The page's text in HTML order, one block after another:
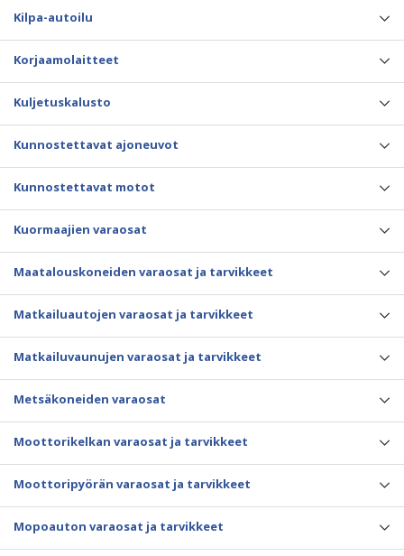
Kilpa-autoilu
Korjaamolaitteet
Kuljetuskalusto
Kunnostettavat ajoneuvot
Kunnostettavat motot
Kuormaajien varaosat
Maatalouskoneiden varaosat ja tarvikkeet
Matkailuautojen varaosat ja tarvikkeet
Matkailuvaunujen varaosat ja tarvikkeet
Metsäkoneiden varaosat
Moottorikelkan varaosat ja tarvikkeet
Moottoripyörän varaosat ja tarvikkeet
Mopoauton varaosat ja tarvikkeet